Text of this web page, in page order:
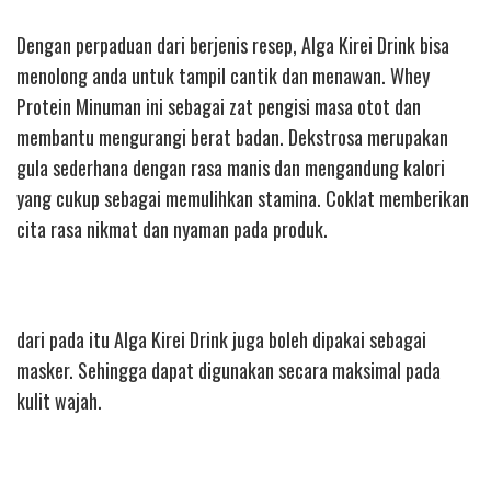
Dengan perpaduan dari berjenis resep, Alga Kirei Drink bisa
menolong anda untuk tampil cantik dan menawan. Whey
Protein Minuman ini sebagai zat pengisi masa otot dan
membantu mengurangi berat badan. Dekstrosa merupakan
gula sederhana dengan rasa manis dan mengandung kalori
yang cukup sebagai memulihkan stamina. Coklat memberikan
cita rasa nikmat dan nyaman pada produk.
dari pada itu Alga Kirei Drink juga boleh dipakai sebagai
masker. Sehingga dapat digunakan secara maksimal pada
kulit wajah.